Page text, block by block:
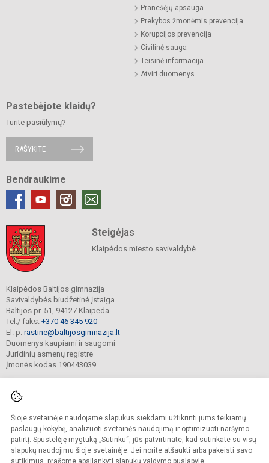
Šioje svetainėje naudojame slapukus siekdami užtikrinti jums teikiamų
paslaugų kokybę, analizuoti svetainės naudojimą ir optimizuoti naršymo
patirtį. Spustelėję mygtuką „Sutinku“, jūs patvirtinate, kad sutinkate su visų
slapukų naudojimu šioje svetainėje. Jei norite atšaukti arba pakeisti savo
sutikimus, prašome apsilankyti slapukų valdymo puslapyje
Pranešėjų apsauga
Prekybos žmonėmis prevencija
Korupcijos prevencija
Civilinė sauga
Teisinė informacija
Atviri duomenys
Pastebėjote klaidų?
Turite pasiūlymų?
RAŠYKITE
Bendraukime
Steigėjas
Klaipėdos miesto savivaldybė
Klaipėdos Baltijos gimnazija
Savivaldybės biudžetinė įstaiga
Baltijos pr. 51, 94127 Klaipėda
Tel./ faks. +370 46 345 920
El. p. rastine@baltijosgimnazija.lt
Duomenys kaupiami ir saugomi
Juridinių asmenų registre
Įmonės kodas 190443039
© 2021. Klaipėdos Baltijos gimnazija. Visos teisės saugomos.
Kopijuoti turinį be raštiško gimnazijos sutikimo griežtai draudžiama.
Prieinamumo paraiška Slapukų valdymas